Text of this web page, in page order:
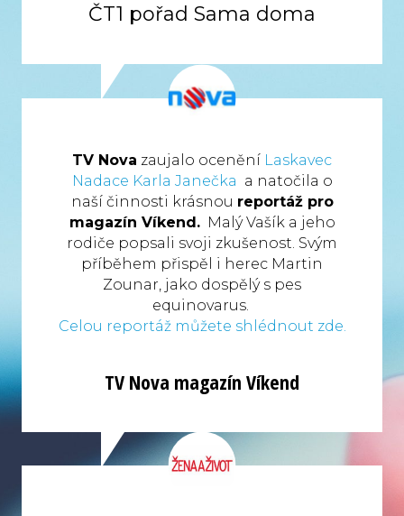
ČT1 pořad Sama doma
TV Nova zaujalo ocenění Laskavec
Nadace Karla Janečka a natočila o
naší činnosti krásnou reportáž pro
magazín Víkend.Malý Vašík a jeho
rodiče popsali svoji zkušenost. Svým
příběhem přispěl i herec Martin
Zounar, jako dospělý s pes
equinovarus.
Celou reportáž můžete shlédnout zde.
TV Nova magazín Víkend